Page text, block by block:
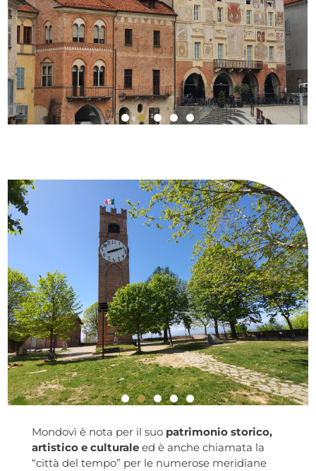
Mondovì è nota per il suo patrimonio storico,
artistico e culturale ed è anche chiamata la
“città del tempo” per le numerose meridiane